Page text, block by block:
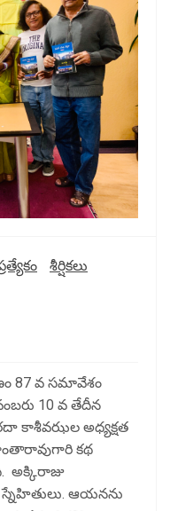
శీర్షికలు
87 వ సమావేశం
10 వ తేదీన
కాశీవఝల అధ్యక్షత
కథ
అక్కిరాజు
ఆయనను